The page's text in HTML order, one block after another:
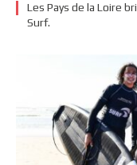
Les Pays de la Loire
Surf.